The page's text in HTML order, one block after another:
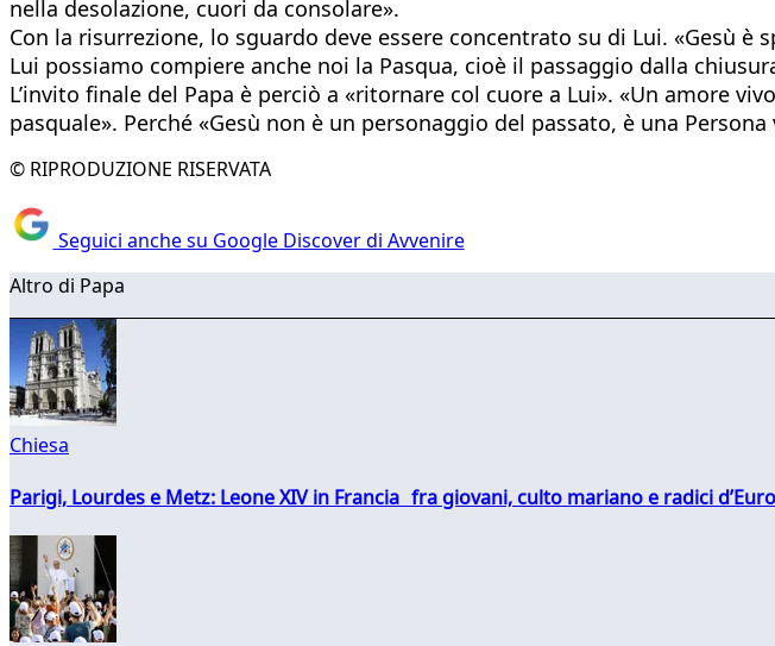
nella desolazione, cuori da consolare».
Con la risurrezione, lo sguardo deve essere concentrato su di Lui. «Gesù
Lui possiamo compiere anche noi la Pasqua, cioè il passaggio dalla
L’invito finale del Papa è perciò a «ritornare col cuore a Lui». «Un amore
pasquale». Perché «Gesù non è un personaggio del passato, è una
© RIPRODUZIONE RISERVATA
Seguici anche su Google Discover di Avvenire
Altro di Papa
Chiesa
Parigi, Lourdes e Metz: Leone XIV in Francia fra giovani, culto mariano e radici